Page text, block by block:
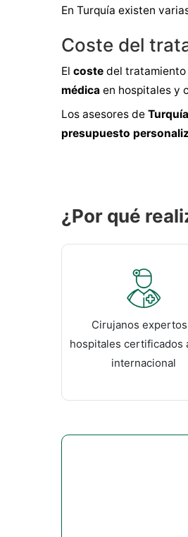
En Turquía existen
Coste del
El coste del tratamiento
médica en hospitales y
Los asesores de
presupuesto
¿Por qué
Cirujanos
hospitales certificados
internacional